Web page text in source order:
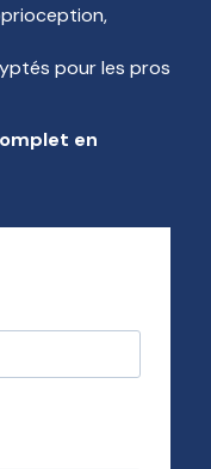
pour les pros
en